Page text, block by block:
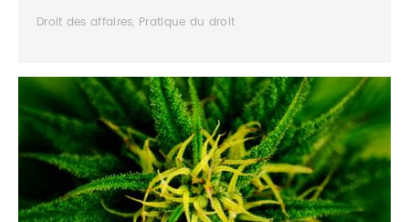
Droit des affaires, Pratique du droit